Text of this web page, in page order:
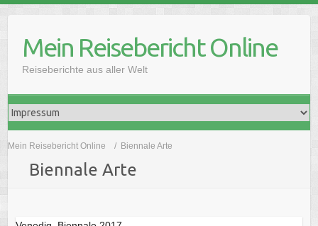
contentMein Reisebericht Online
Reiseberichte aus aller Welt
Mein Reisebericht Online Biennale Arte
Biennale Arte